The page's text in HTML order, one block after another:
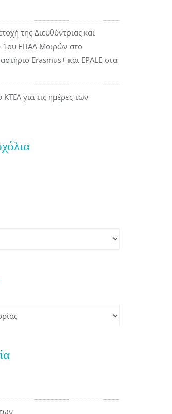
της Διευθύντριας και
1ου ΕΠΑΛ Μοιρών στο
Erasmus+ και EPALE στα
για τις ημέρες των